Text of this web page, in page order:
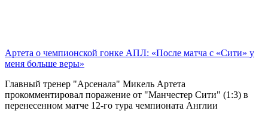
Артета о чемпионской гонке АПЛ: «После матча с «Сити» у
меня больше веры»
Главный тренер "Арсенала" Микель Артета
прокомментировал поражение от "Манчестер Сити" (1:3) в
перенесенном матче 12-го тура чемпионата Англии